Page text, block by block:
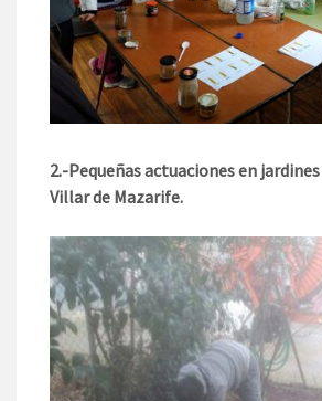
2.-Pequeñas actuaciones en
Villar de Mazarife.